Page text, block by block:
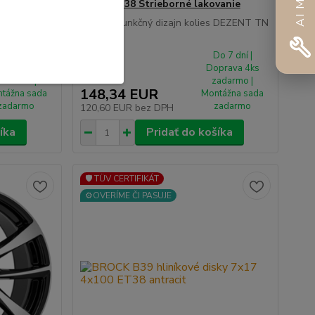
|
sada
4x100 ET38 Strieborné lakovanie
Pekný a funkčný dizajn kolies DEZENT TN
148,34 EUR
120,60 EUR bez DPH
Do 7 dní |
Doprava 4ks
zadarmo |
Montážna sada
zadarmo
Pridať do košíka
🛡️ TÜV CERTIFIKÁT
⚙️OVERÍME ČI PASUJE